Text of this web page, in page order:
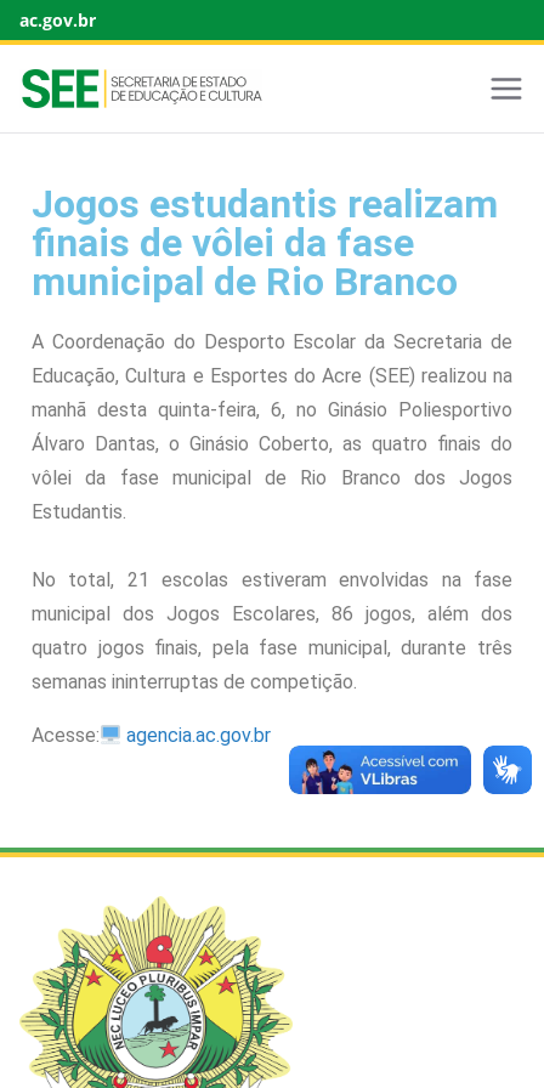
ac.gov.br
Jogos estudantis realizam
finais de vôlei da fase
municipal de Rio Branco
A Coordenação do Desporto Escolar da Secretaria de
Educação, Cultura e Esportes do Acre (SEE) realizou na
manhã desta quinta-feira, 6, no Ginásio Poliesportivo
Álvaro Dantas, o Ginásio Coberto, as quatro finais do
vôlei da fase municipal de Rio Branco dos Jogos
Estudantis.
No total, 21 escolas estiveram envolvidas na fase
municipal dos Jogos Escolares, 86 jogos, além dos
quatro jogos finais, pela fase municipal, durante três
semanas ininterruptas de competição.
Acesse: agencia.ac.gov.br